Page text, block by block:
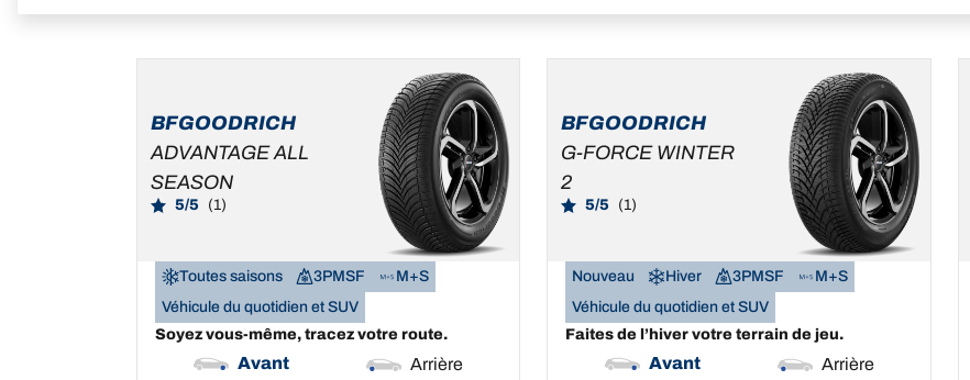
BFGOODRICH
ADVANTAGE ALL
SEASON
5/5 (1)
Toutes saisons 3PMSF
M+S
Véhicule du quotidien et SUV
Soyez vous-même, tracez votre route.
Avant Arrière
SEASON
C
B 69 dB
BFGOODRICH
G-FORCE WINTER
2
5/5 (1)
Nouveau Hiver 3PMSF
M+S
Véhicule du quotidien et SUV
Faites de l’hiver votre terrain de jeu.
Avant Arrière